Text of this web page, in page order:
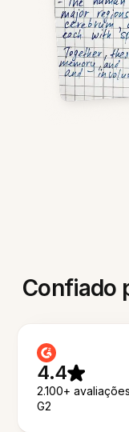
Confiado
4.4
2.100+
G2